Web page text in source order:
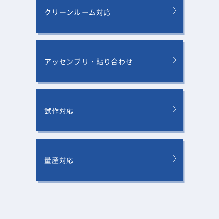
クリーンルーム対応
アッセンブリ・貼り合わせ
試作対応
量産対応